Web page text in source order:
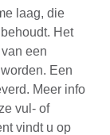
laag, die
Het
een
Een
Meer info
vul- of
vindt u op